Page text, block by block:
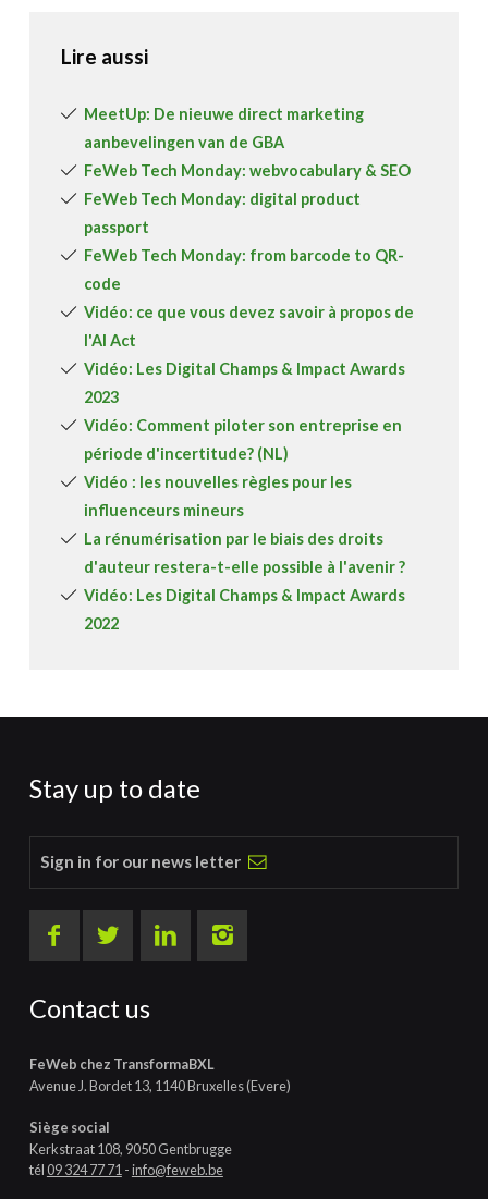
Lire aussi
MeetUp: De nieuwe direct marketing
aanbevelingen van de GBA
FeWeb Tech Monday: webvocabulary & SEO
FeWeb Tech Monday: digital product
passport
FeWeb Tech Monday: from barcode to QR-
code
Vidéo: ce que vous devez savoir à propos de
l'AI Act
Vidéo: Les Digital Champs & Impact Awards
2023
Vidéo: Comment piloter son entreprise en
période d'incertitude? (NL)
Vidéo : les nouvelles règles pour les
influenceurs mineurs
La rénumérisation par le biais des droits
d'auteur restera-t-elle possible à l'avenir ?
Vidéo: Les Digital Champs & Impact Awards
2022
Stay up to date
Sign in for our news letter
Contact us
FeWeb chez TransformaBXL
Avenue J. Bordet 13, 1140 Bruxelles (Evere)
Siège social
Kerkstraat 108, 9050 Gentbrugge
tél09 324 77 71 -info@feweb.be